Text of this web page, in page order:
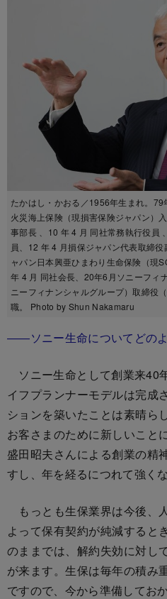
たかはし・かおる／1956年生まれ。
火災海上保険（現損害保険ジャパン）
事部長 、10 年 4 月 同社常務執行役員
員、12 年 4 月損保ジャパン代表取締
ャパン日本興亜ひまわり生命保険（現
年 4 月 同社会長、20年6月ソニーフィ
ニーフィナンシャルグループ）取締役
職。 Photo by Shun Nakamaru
――ソニー生命についてどのよ
ソニー生命として創業来40
イフプランナーモデルは完成
ションを築いたことは素晴ら
お客さまのために新しいこと
盛田昭夫さんによる創業の精
すし、年を経るにつれて強く
もっとも生保業界は今後、
よって保有契約が純減すると
のままでは、解約失効に対し
が来ます。生保は毎年の積み
ですので、今から準備してお